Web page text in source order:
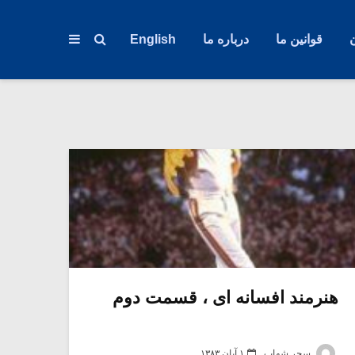
قوانین ما درباره ما English
هنرمند افسانه ای ، قسمت دوم